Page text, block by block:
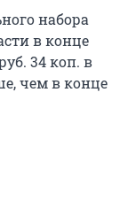
набора
в конце
34 коп. в
чем в конце